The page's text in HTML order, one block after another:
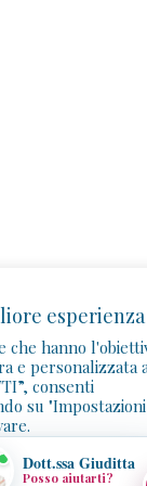
esperienza
che hanno
e personalizzata
consenti
su "Impostazioni
Dott.ssa Giuditta
Posso aiutarti?
✉️ Assistenza